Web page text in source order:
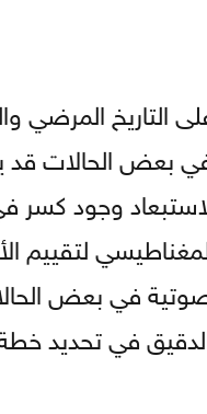
التاريخ المرضي
بعض الحالات
وجود كسر
لتقييم
في بعض
في تحديد خطة